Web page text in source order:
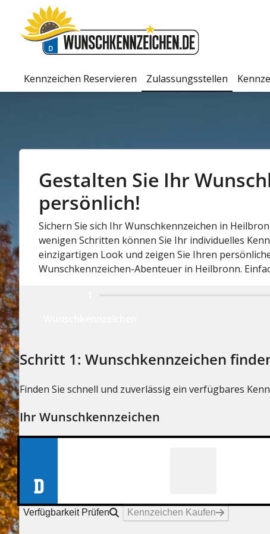
Kennzeichen Reservieren Zulassungsstellen
Gestalten Sie Ihr
persönlich!
Sichern Sie sich Ihr Wunschkennzeichen in
wenigen Schritten können Sie Ihr individuelles
einzigartigen Look und zeigen Sie Ihren
Wunschkennzeichen-Abenteuer in Heilbronn.